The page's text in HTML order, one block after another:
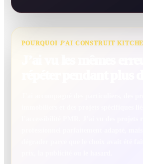
POURQUOI J’AI CONSTRUIT